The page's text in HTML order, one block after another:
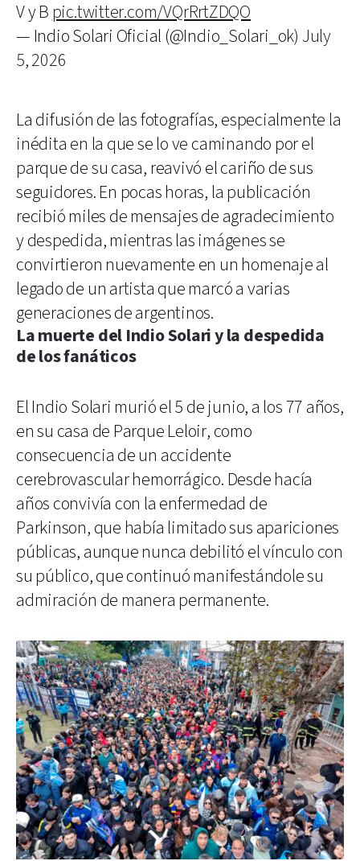
V y B pic.twitter.com/VQrRrtZDQO
— Indio Solari Oficial (@Indio_Solari_ok) July
5, 2026
La difusión de las fotografías, especialmente la
inédita en la que se lo ve caminando por el
parque de su casa, reavivó el cariño de sus
seguidores. En pocas horas, la publicación
recibió miles de mensajes de agradecimiento
y despedida, mientras las imágenes se
convirtieron nuevamente en un homenaje al
legado de un artista que marcó a varias
generaciones de argentinos.
La muerte del Indio Solari y la despedida
de los fanáticos
El Indio Solari murió el 5 de junio, a los 77 años,
en su casa de Parque Leloir, como
consecuencia de un accidente
cerebrovascular hemorrágico. Desde hacía
años convivía con la enfermedad de
Parkinson, que había limitado sus apariciones
públicas, aunque nunca debilitó el vínculo con
su público, que continuó manifestándole su
admiración de manera permanente.